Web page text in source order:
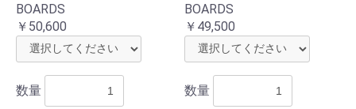
BOARDS
￥50,600
数量
BOARDS
￥49,500
数量